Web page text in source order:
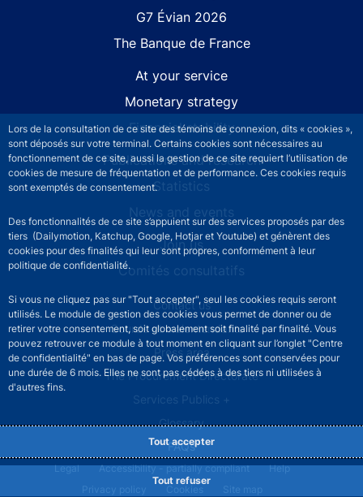
Lors de la consultation de ce site des témoins de connexion, dits « cookies »,
sont déposés sur votre terminal. Certains cookies sont nécessaires au
fonctionnement de ce site, aussi la gestion de ce site requiert l’utilisation de
cookies de mesure de fréquentation et de performance. Ces cookies requis
sont exemptés de consentement.
Des fonctionnalités de ce site s’appuient sur des services proposés par des
tiers (Dailymotion, Katchup, Google, Hotjar et Youtube) et génèrent des
cookies pour des finalités qui leur sont propres, conformément à leur
politique de confidentialité.
Si vous ne cliquez pas sur "Tout accepter", seul les cookies requis seront
utilisés. Le module de gestion des cookies vous permet de donner ou de
retirer votre consentement, soit globalement soit finalité par finalité. Vous
pouvez retrouver ce module à tout moment en cliquant sur l’onglet "Centre
de confidentialité" en bas de page. Vos préférences sont conservées pour
une durée de 6 mois. Elles ne sont pas cédées à des tiers ni utilisées à
d'autres fins.
Tout accepter
Tout refuser
G7 Évian 2026
The Banque de France
At your service
Monetary strategy
Financial stability
Publications and research
Statistics
News and events
Join us
Comités consultatifs
Footer secondary menuContact us
Sourds et malentendants
Press area
The Procurement Directorate
Services Publics +
Glossary
FAQs
Footer legal notice menu
Legal Accessibility - partially compliant
Help
Privacy policy
Cookies Site map